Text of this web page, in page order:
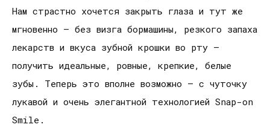
Нам страстно хочется закрыть глаза и тут же
мгновенно – без визга бормашины, резкого запаха
лекарств и вкуса зубной крошки во рту –
получить идеальные, ровные, крепкие, белые
зубы. Теперь это вполне возможно – с чуточку
лукавой и очень элегантной технологией Snap-on
Smile.